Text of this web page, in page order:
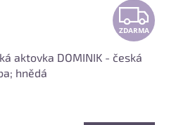
Z
D
ZDARMA
aktovka DOMINIK - česká
hnědá